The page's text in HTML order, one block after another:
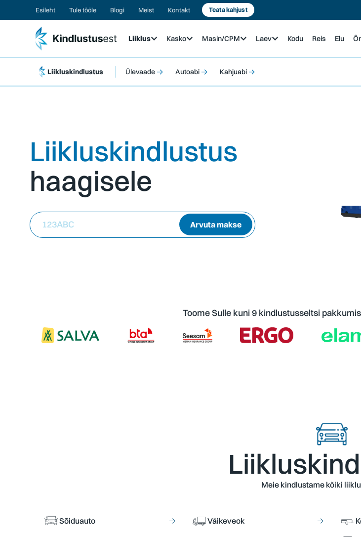
Esileht Tule tööle Blogi Meist Kontakt Teata kahjust
Liiklus Kasko Masin/CPM Laev Kodu Reis Elu
Liikluskindlustus Ülevaade → Autoabi → Kahjuabi →
Liikluskindlustus
haagisele
123ABC Arvuta makse
Toome Sulle kuni 9 kindlustusseltsi
Meie kindlustame kõiki
Sõiduauto → Väikeveok →